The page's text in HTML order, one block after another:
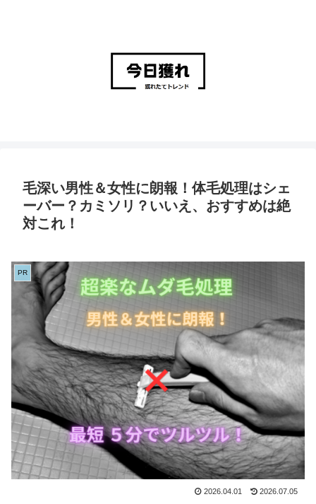
毛深い男性＆女性に朗報！体毛処理はシェ
ーバー？カミソリ？いいえ、おすすめは絶
対これ！
PR
2026.04.01 2026.07.05